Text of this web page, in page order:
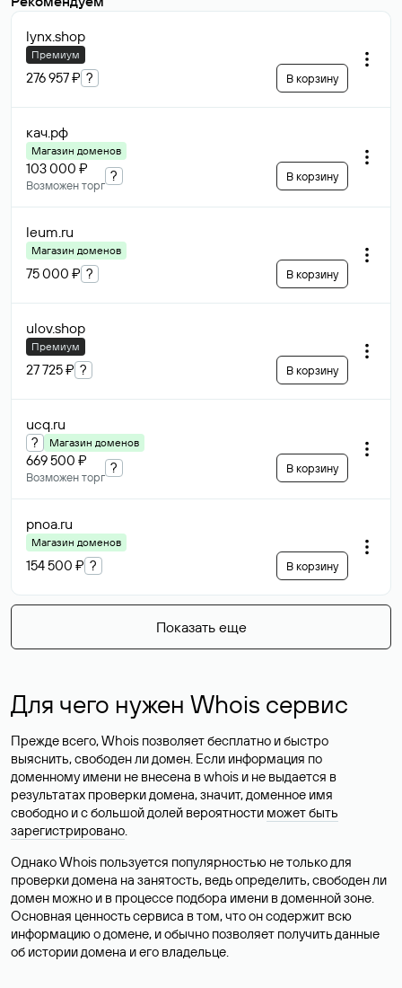
lynx.shop
Премиум
276 957 ₽ ? В корзину
кач.рф
Магазин доменов
103 000 ₽
Возможен торг
? В корзину
leum.ru
Магазин доменов
75 000 ₽ ? В корзину
ulov.shop
Премиум
27 725 ₽ ? В корзину
ucq.ru
? Магазин доменов
669 500 ₽
Возможен торг
? В корзину
pnoa.ru
Магазин доменов
154 500 ₽ ? В корзину
Показать еще
Для чего нужен Whois сервис
Прежде всего, Whois позволяет бесплатно и быстро
выяснить, свободен ли домен. Если информация по
доменному имени не внесена в whois и не выдается в
результатах проверки домена, значит, доменное имя
свободно и с большой долей вероятности может быть
зарегистрировано.
Однако Whois пользуется популярностью не только для
проверки домена на занятость, ведь определить, свободен ли
домен можно и в процессе подбора имени в доменной зоне.
Основная ценность сервиса в том, что он содержит всю
информацию о домене, и обычно позволяет получить данные
об истории домена и его владельце.